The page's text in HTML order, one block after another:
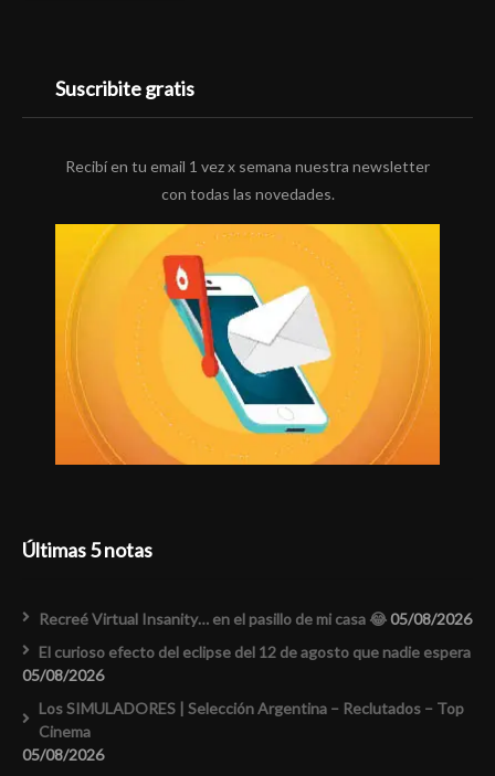
Suscribite gratis
Recibí en tu email 1 vez x semana nuestra newsletter
con todas las novedades.
Últimas 5 notas
Recreé Virtual Insanity… en el pasillo de mi casa 😂05/08/2026
El curioso efecto del eclipse del 12 de agosto que nadie espera
05/08/2026
Los SIMULADORES | Selección Argentina – Reclutados – Top
Cinema
05/08/2026